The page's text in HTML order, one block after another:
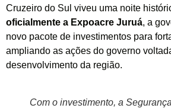
Cruzeiro do Sul viveu uma noite
oficialmente a Expoacre Juruá, a
novo pacote de investimentos para
ampliando as ações do governo
desenvolvimento da região.
Com o investimento, a